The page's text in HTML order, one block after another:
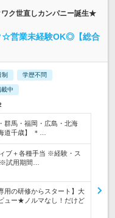
ク世直しカンパニー誕生★
☆営業未経験OK◎【総合
学歴不問
中
群馬・福岡・広島・北海
道千歳】 ＊…
ブ＋各種手当 ※経験・ス
試用期間…
用の研修からスタート】大
ュー★ノルマなし！だけど